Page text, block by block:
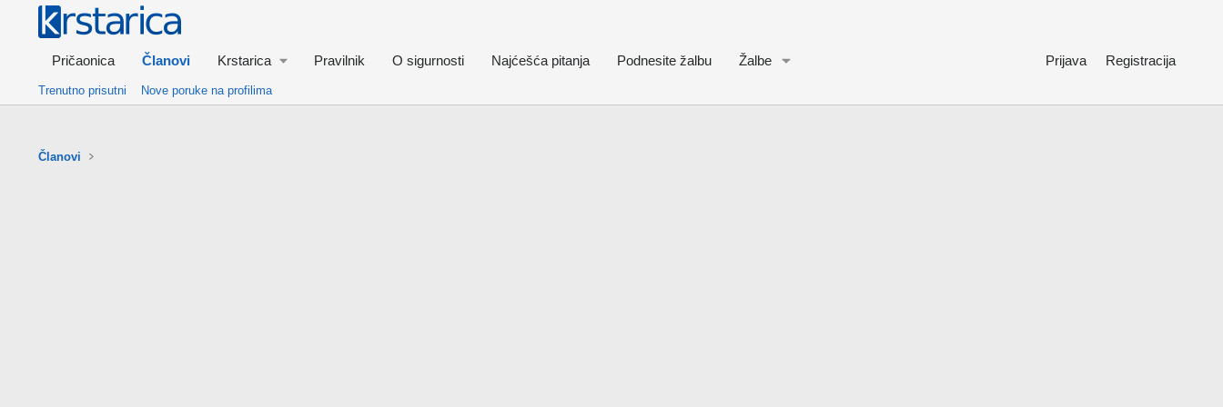
Pričaonica Članovi Krstarica Pravilnik O sigurnosti Najćešća pitanja Podnesite žalbu Žalbe Prijava Registracija
Trenutno prisutni Nove poruke na profilima
Članovi